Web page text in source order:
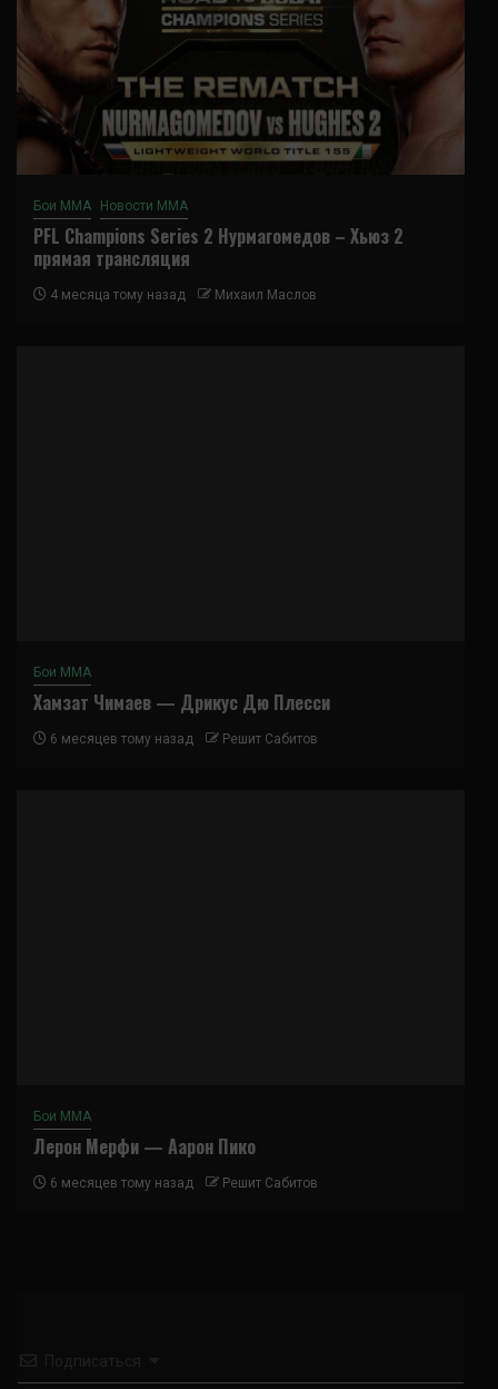
Бои ММА Новости ММА
PFL Champions Series 2 Нурмагомедов – Хьюз 2
прямая трансляция
4 месяца тому назад Михаил Маслов
Бои ММА
Хамзат Чимаев — Дрикус Дю Плесси
6 месяцев тому назад Решит Сабитов
Бои ММА
Лерон Мерфи — Аарон Пико
6 месяцев тому назад Решит Сабитов